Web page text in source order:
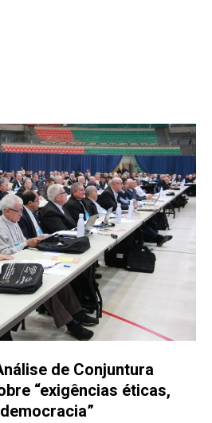
de Conjuntura
“exigências éticas,